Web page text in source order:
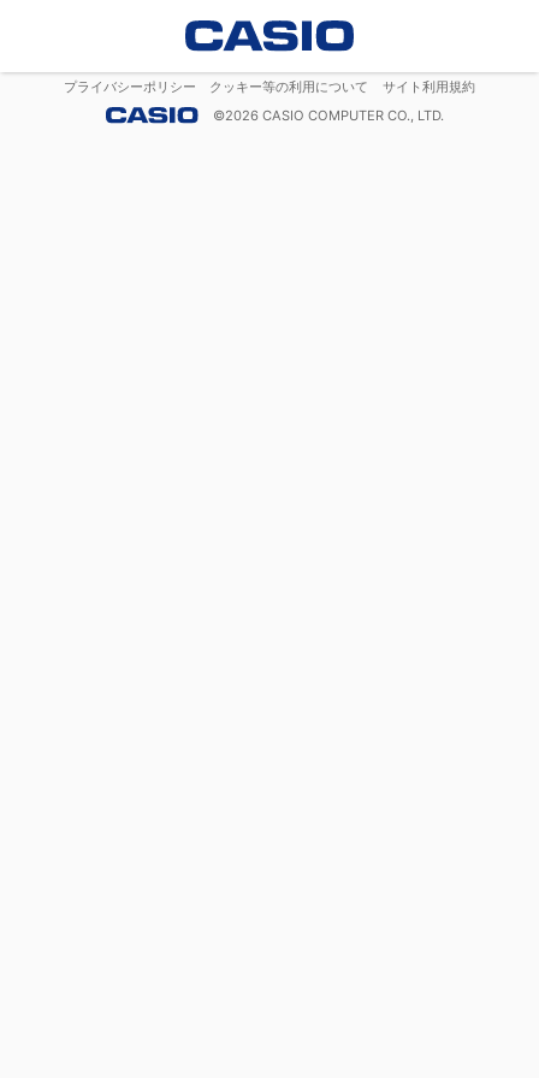
プライバシーポリシー クッキー等の利用について
サイト利用規約
©2026 CASIO COMPUTER CO., LTD.